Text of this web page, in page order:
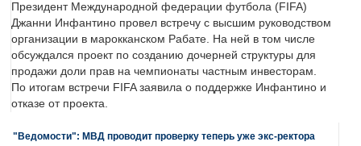
Президент Международной федерации футбола (FIFA)
Джанни Инфантино провел встречу с высшим руководством
организации в марокканском Рабате. На ней в том числе
обсуждался проект по созданию дочерней структуры для
продажи доли прав на чемпионаты частным инвесторам.
По итогам встречи FIFA заявила о поддержке Инфантино и
отказе от проекта.
"Ведомости": МВД проводит проверку теперь уже экс-ректора